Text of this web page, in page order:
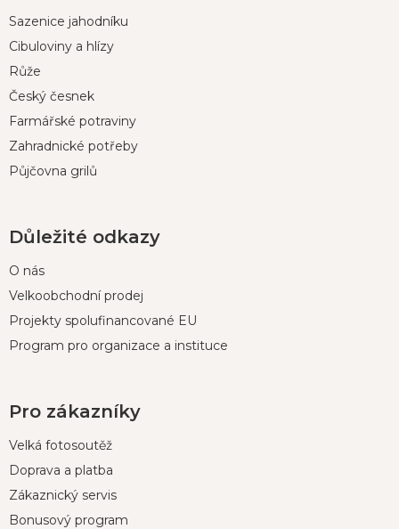
aSazenice jahodníku
Cibuloviny a hlízy
Růže
Český česnek
Farmářské potraviny
Zahradnické potřeby
Půjčovna grilů
Důležité odkazy
O nás
Velkoobchodní prodej
Projekty spolufinancované EU
Program pro organizace a instituce
Pro zákazníky
Velká fotosoutěž
Doprava a platba
Zákaznický servis
Bonusový program